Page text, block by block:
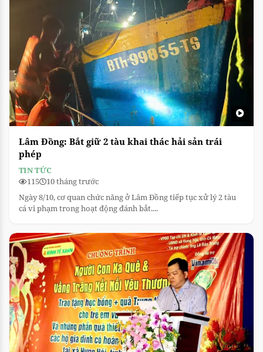
Lâm Đồng: Bắt giữ 2 tàu khai thác hải sản trái
phép
TIN TỨC
115
10 tháng trước
Ngày 8/10, cơ quan chức năng ở Lâm Đồng tiếp tục xử lý 2 tàu
cá vi phạm trong hoạt động đánh bắt....